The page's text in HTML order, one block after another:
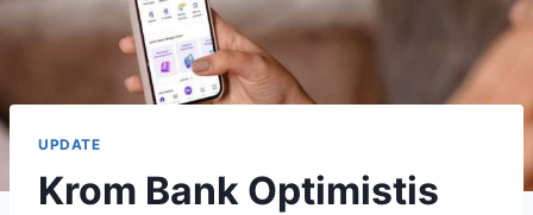
UPDATE
Krom Bank Optimistis